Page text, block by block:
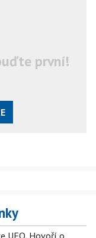
první!
UFO. Hovoří o